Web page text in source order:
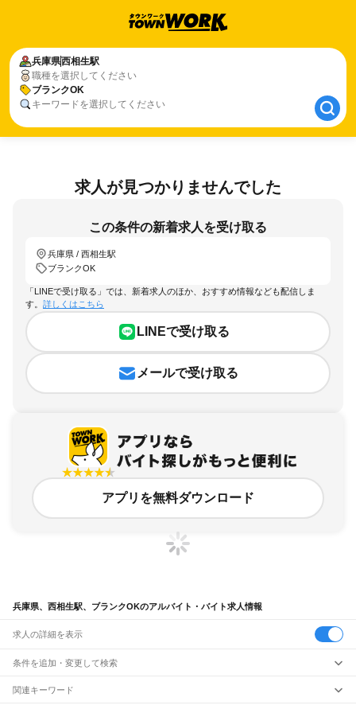
兵庫県西相生駅
職種を選択してください
ブランクOK
キーワードを選択してください
兵庫県西相生駅
ブランクOK
求人が見つかりませんでした
この条件の新着求人を受け取る
兵庫県 / 西相生駅
ブランクOK
「LINEで受け取る」では、新着求人のほか、おすすめ情報なども配信しま
す。 詳しくはこちら
LINEで受け取る
メールで受け取る
アプリを無料ダウンロード
兵庫県、西相生駅、ブランクOKのアルバイト・バイト求人情報
求人の詳細を表示
条件を追加・変更して検索
市区町村を追加・変更
関連キーワード